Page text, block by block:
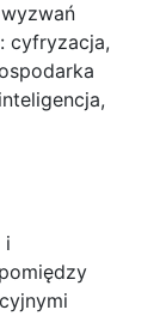
cyfryzacja,
i